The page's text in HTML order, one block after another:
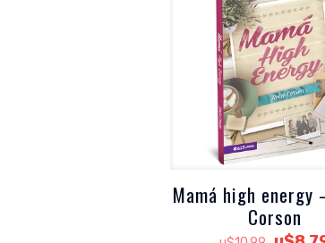
Mamá high energy
Corson